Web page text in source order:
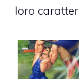
loro